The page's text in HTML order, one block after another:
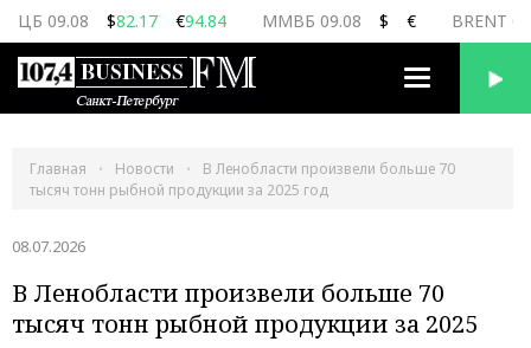
ЦБ 09.08 $82.17 €94.84 ММВБ 09.08 $ € BRENT
Переключить
Главная Новости
В Ленобласти произвели больше 70
тысяч тонн рыбной продукции за 2025 год
08.07.2026
В Ленобласти произвели больше 70
тысяч тонн рыбной продукции за 2025